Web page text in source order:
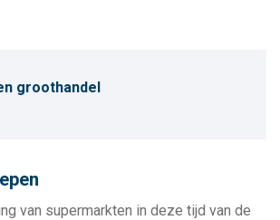
groothandel
van supermarkten in deze tijd van de